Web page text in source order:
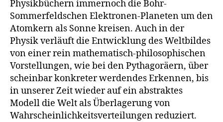
Physikbüchern immernoch die Bohr-
Sommerfeldschen Elektronen-Planeten um den
Atomkern als Sonne kreisen. Auch in der
Physik verläuft die Entwicklung des Weltbildes
von einer rein mathematisch-philosophischen
Vorstellungen, wie bei den Pythagoräern, über
scheinbar konkreter werdendes Erkennen, bis
in unserer Zeit wieder auf ein abstraktes
Modell die Welt als Überlagerung von
Wahrscheinlichkeitsverteilungen reduziert.